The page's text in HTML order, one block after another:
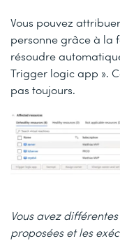
Vous pouvez
personne grâce à la
résoudre
Trigger logic app ».
pas toujours.
Vous avez
proposées et les